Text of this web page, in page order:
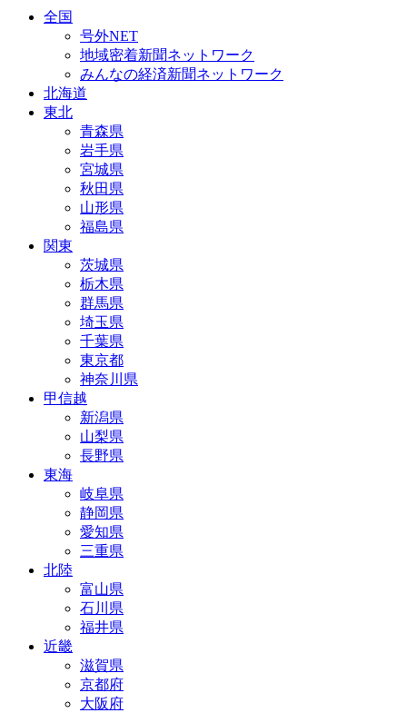
全国
号外NET
地域密着新聞ネットワーク
みんなの経済新聞ネットワーク
北海道
東北
青森県
岩手県
宮城県
秋田県
山形県
福島県
関東
茨城県
栃木県
群馬県
埼玉県
千葉県
東京都
神奈川県
甲信越
新潟県
山梨県
長野県
東海
岐阜県
静岡県
愛知県
三重県
北陸
富山県
石川県
福井県
近畿
滋賀県
京都府
大阪府